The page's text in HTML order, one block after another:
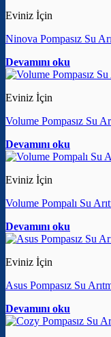
Eviniz İçin
Ninova Pompasız Su
Devamını oku
Eviniz İçin
Volume Pompasız Su
Devamını oku
Eviniz İçin
Volume Pompalı Su
Devamını oku
Eviniz İçin
Asus Pompasız Su
Devamını oku